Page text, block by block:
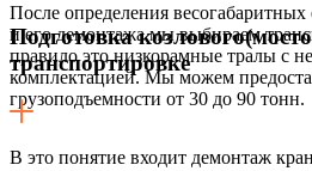
После определения весогабаритных
и его демонтажа мы выбираем
правило это низкорамные тралы с
комплектацией. Мы можем
грузоподъемности от 30 до 90 тонн.
Подготовка
транспортировке
В это понятие входит демонтаж